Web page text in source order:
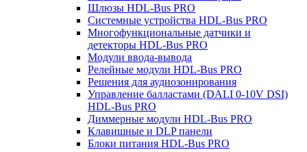
Шлюзы HDL-Bus PRO
Системные устройства HDL-Bus PRO
Многофункциональные датчики и
детекторы HDL-Bus PRO
Модули ввода-вывода
Релейные модули HDL-Bus PRO
Решения для аудиозонирования
Управление балластами (DALI 0-10V DSI)
HDL-Bus PRO
Диммерные модули HDL-Bus PRO
Клавишные и DLP панели
Блоки питания HDL-Bus PRO